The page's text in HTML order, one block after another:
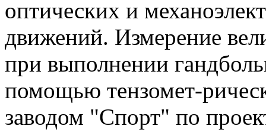
оптических и
движений. Измерение
при выполнении
помощью тензомет-
заводом "Спорт" по